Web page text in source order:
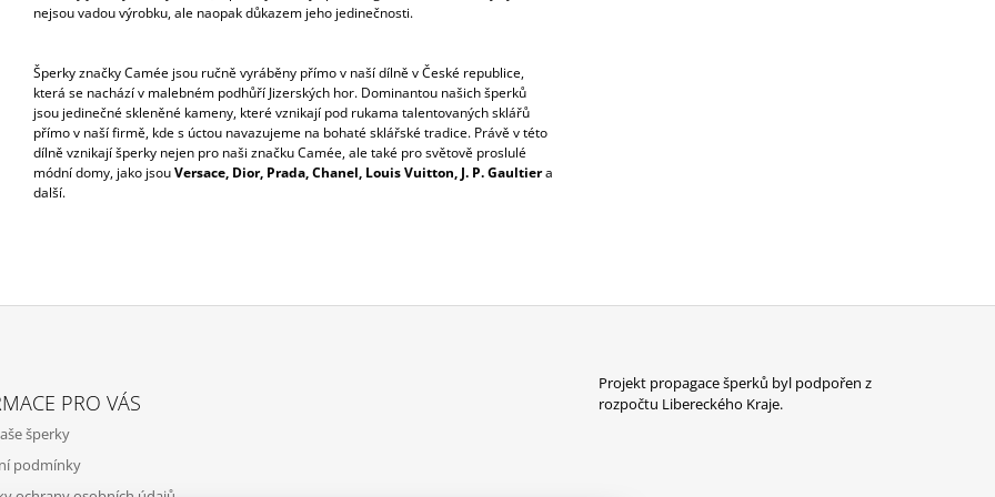
nejsou vadou výrobku, ale naopak důkazem jeho jedinečnosti.
Šperky značky Camée jsou ručně vyráběny přímo v naší dílně v České republice,
která se nachází v malebném podhůří Jizerských hor. Dominantou našich šperků
jsou jedinečné skleněné kameny, které vznikají pod rukama talentovaných sklářů
přímo v naší firmě, kde s úctou navazujeme na bohaté sklářské tradice. Právě v této
dílně vznikají šperky nejen pro naši značku Camée, ale také pro světově proslulé
módní domy, jako jsouVersace, Dior, Prada, Chanel, Louis Vuitton, J. P. Gaultiera
další.
PRO VÁS
šperky
podmínky
Projekt propagace šperků byl podpořen z
rozpočtu Libereckého Kraje.